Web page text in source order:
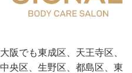
大阪でも東成区、天王寺区、
中央区、生野区、都島区、東